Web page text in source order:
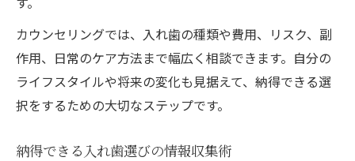
カウンセリングでは、入れ歯の種類や費用、リスク、副
作用、日常のケア方法まで幅広く相談できます。自分の
ライフスタイルや将来の変化も見据えて、納得できる選
択をするための大切なステップです。
納得できる入れ歯選びの情報収集術